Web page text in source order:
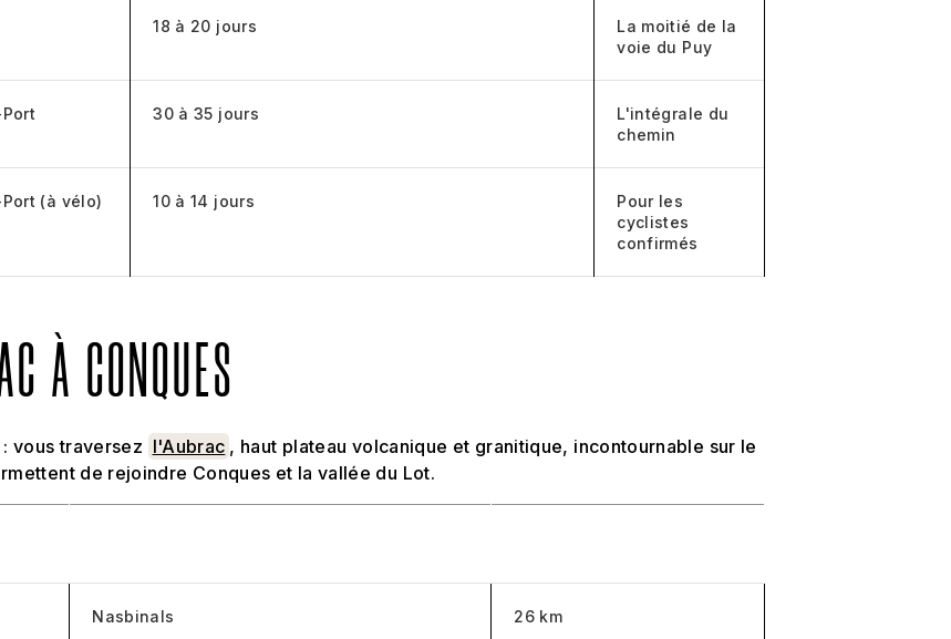
18 à 20 jours
La moitié de la
voie du Puy
30 à 35 jours
L'intégrale du
chemin
(à vélo) 10 à 14 jours
Pour les
cyclistes
confirmés
À CONQUES
vous traversez l'Aubrac , haut plateau volcanique et granitique, incontournable sur le
de rejoindre Conques et la vallée du Lot.
Nasbinals 26 km